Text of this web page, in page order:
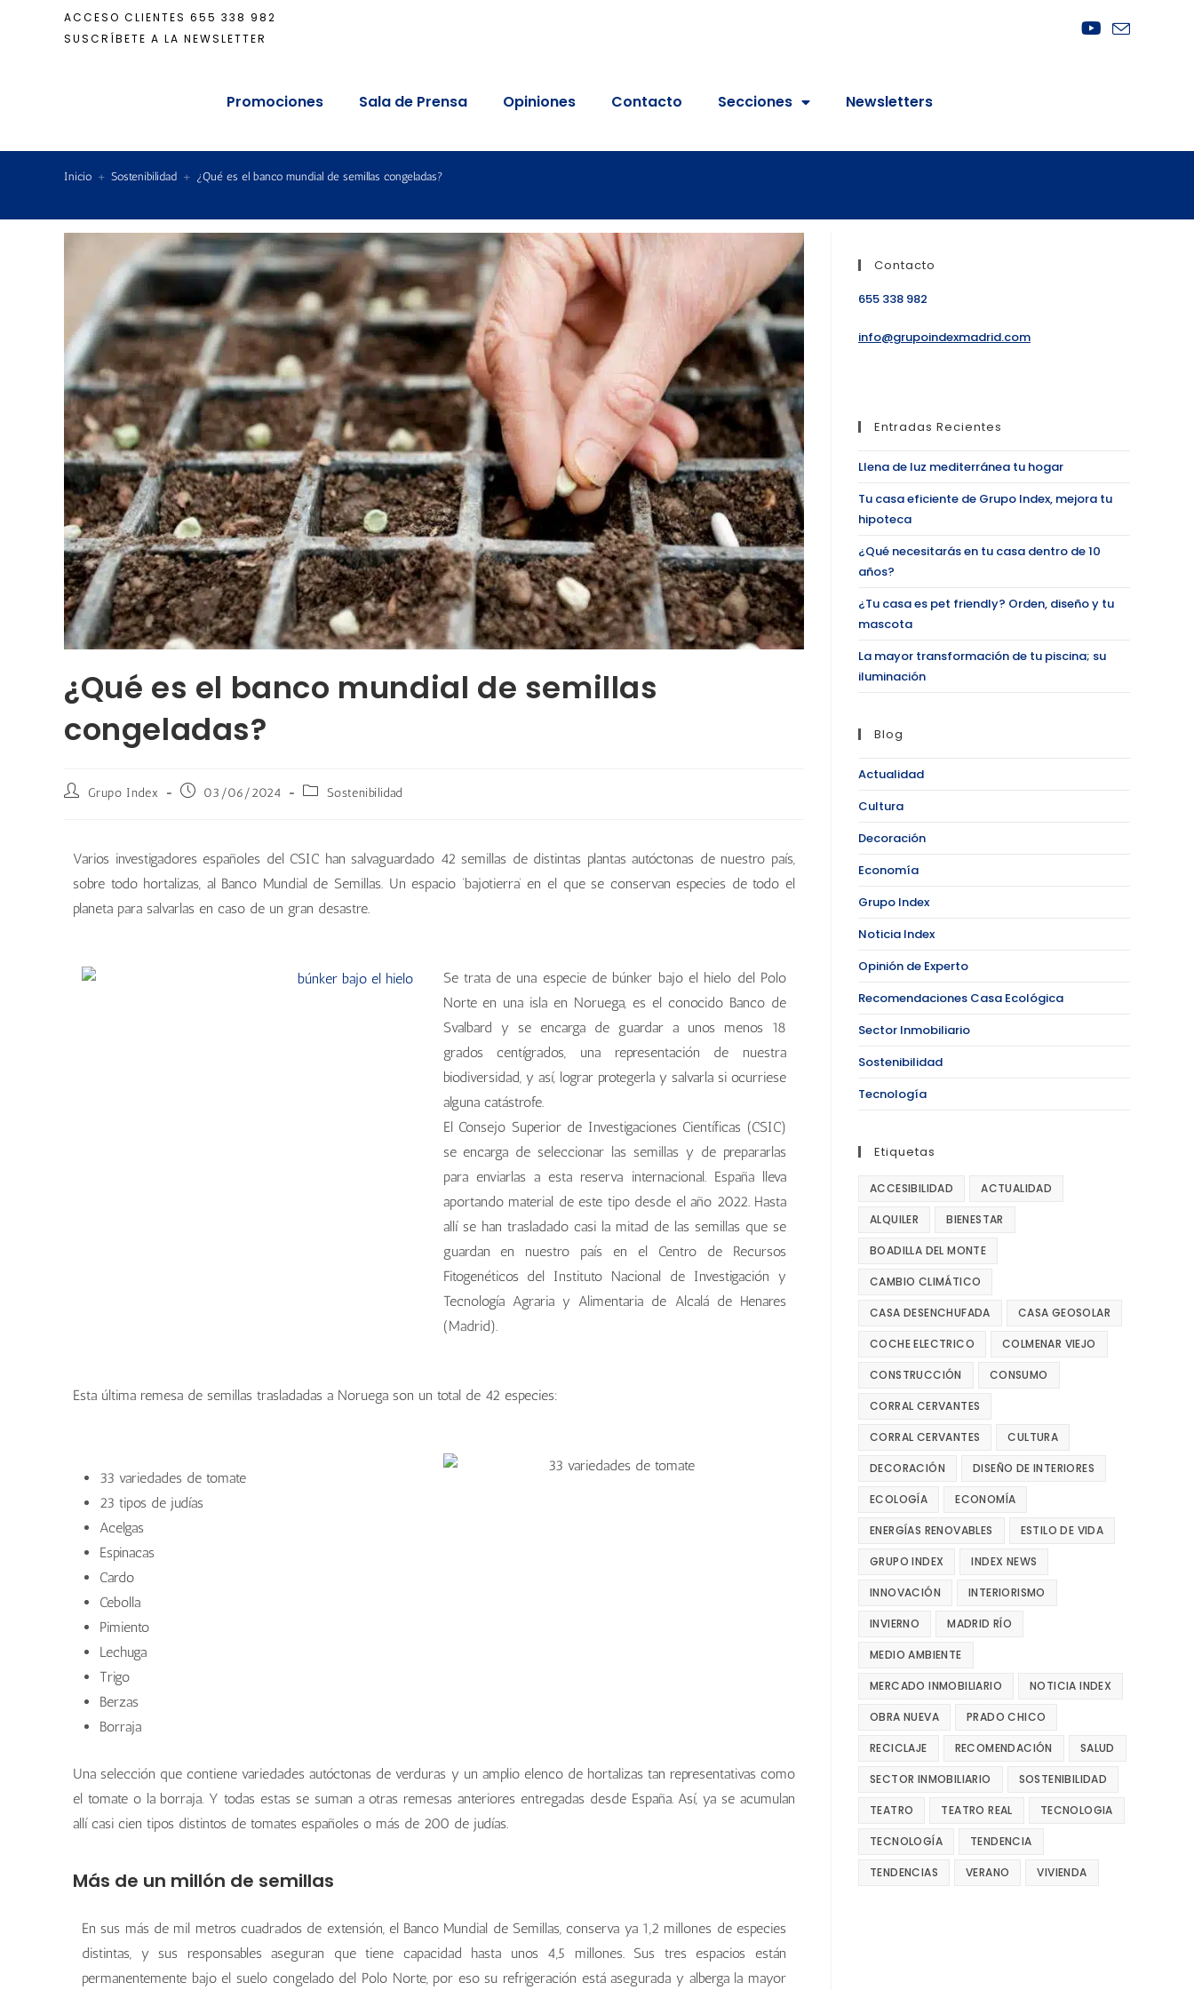
ACCESO CLIENTES 655 338 982
SUSCRÍBETE A LA NEWSLETTER
Promociones Sala de Prensa Opiniones Contacto Secciones Newsletters
Inicio + Sostenibilidad + ¿Qué es el banco mundial de semillas congeladas?
¿Qué es el banco mundial de semillas
congeladas?
Grupo Index 03/06/2024 Sostenibilidad
Varios investigadores españoles del CSIC han salvaguardado 42 semillas de distintas plantas autóctonas de nuestro país,
sobre todo hortalizas, al Banco Mundial de Semillas. Un espacio ‘bajotierra’ en el que se conservan especies de todo el
planeta para salvarlas en caso de un gran desastre.
Se trata de una especie de búnker bajo el hielo del Polo
Norte en una isla en Noruega, es el conocido Banco de
Svalbard y se encarga de guardar a unos menos 18
grados centígrados, una representación de nuestra
biodiversidad, y así, lograr protegerla y salvarla si ocurriese
alguna catástrofe.
El Consejo Superior de Investigaciones Científicas (CSIC)
se encarga de seleccionar las semillas y de prepararlas
para enviarlas a esta reserva internacional. España lleva
aportando material de este tipo desde el año 2022. Hasta
allí se han trasladado casi la mitad de las semillas que se
guardan en nuestro país en el Centro de Recursos
Fitogenéticos del Instituto Nacional de Investigación y
Tecnología Agraria y Alimentaria de Alcalá de Henares
(Madrid).
Esta última remesa de semillas trasladadas a Noruega son un total de 42 especies:
33 variedades de tomate
23 tipos de judías
Acelgas
Espinacas
Cardo
Cebolla
Pimiento
Lechuga
Trigo
Berzas
Borraja
Una selección que contiene variedades autóctonas de verduras y un amplio elenco de hortalizas tan representativas como
el tomate o la borraja. Y todas estas se suman a otras remesas anteriores entregadas desde España. Así, ya se acumulan
allí casi cien tipos distintos de tomates españoles o más de 200 de judías.
Más de un millón de semillas
En sus más de mil metros cuadrados de extensión, el Banco Mundial de Semillas, conserva ya 1,2 millones de especies
distintas, y sus responsables aseguran que tiene capacidad hasta unos 4,5 millones. Sus tres espacios están
permanentemente bajo el suelo congelado del Polo Norte, por eso su refrigeración está asegurada y alberga la mayor
Contacto
655 338 982
info@grupoindexmadrid.com
Entradas Recientes
Llena de luz mediterránea tu hogar
Tu casa eficiente de Grupo Index, mejora tu
hipoteca
¿Qué necesitarás en tu casa dentro de 10
años?
¿Tu casa es pet friendly? Orden, diseño y tu
mascota
La mayor transformación de tu piscina; su
iluminación
Blog
Actualidad
Cultura
Decoración
Economía
Grupo Index
Noticia Index
Opinión de Experto
Recomendaciones Casa Ecológica
Sector Inmobiliario
Sostenibilidad
Tecnología
Etiquetas
ACCESIBILIDAD ACTUALIDAD
ALQUILER BIENESTAR
BOADILLA DEL MONTE
CAMBIO CLIMÁTICO
CASA DESENCHUFADA CASA GEOSOLAR
COCHE ELECTRICO COLMENAR VIEJO
CONSTRUCCIÓN CONSUMO
CORRAL CERVANTES
CORRAL CERVANTES CULTURA
DECORACIÓN DISEÑO DE INTERIORES
ECOLOGÍA ECONOMÍA
ENERGÍAS RENOVABLES ESTILO DE VIDA
GRUPO INDEX INDEX NEWS
INNOVACIÓN INTERIORISMO
INVIERNO MADRID RÍO
MEDIO AMBIENTE
MERCADO INMOBILIARIO NOTICIA INDEX
OBRA NUEVA PRADO CHICO
RECICLAJE RECOMENDACIÓN SALUD
SECTOR INMOBILIARIO SOSTENIBILIDAD
TEATRO TEATRO REAL TECNOLOGIA
TECNOLOGÍA TENDENCIA
TENDENCIAS VERANO VIVIENDA